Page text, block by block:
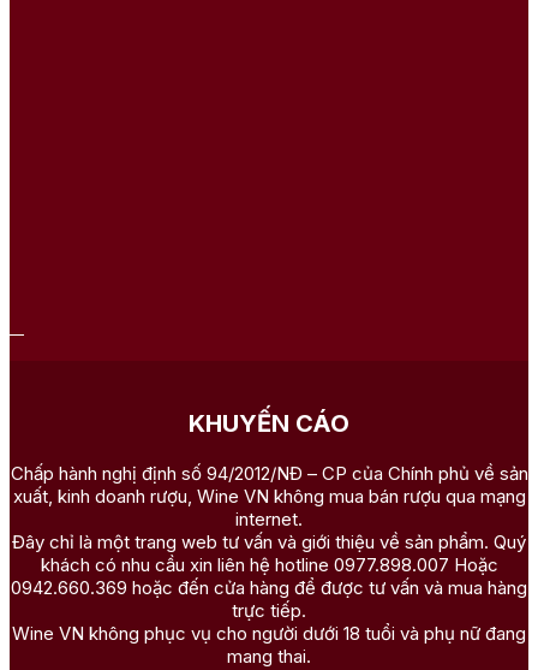
KHUYẾN CÁO
Chấp hành nghị định số 94/2012/NĐ – CP của Chính phủ về sản
xuất, kinh doanh rượu, Wine VN không mua bán rượu qua mạng
internet.
Đây chỉ là một trang web tư vấn và giới thiệu về sản phẩm. Quý
khách có nhu cầu xin liên hệ hotline 0977.898.007 Hoặc
0942.660.369 hoặc đến cửa hàng để được tư vấn và mua hàng
trực tiếp.
Wine VN không phục vụ cho người dưới 18 tuổi và phụ nữ đang
mang thai.